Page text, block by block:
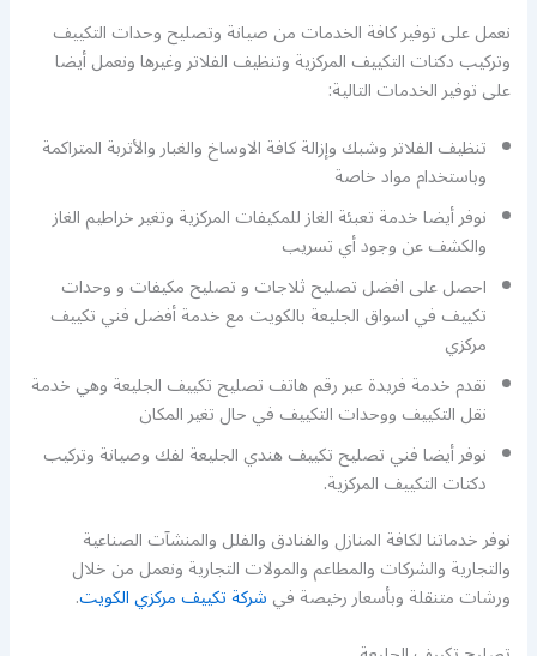
نعمل على توفير كافة الخدمات من صيانة وتصليح وحدات التكييف
وتركيب دكتات التكييف المركزية وتنظيف الفلاتر وغيرها ونعمل أيضا
على توفير الخدمات التالية:
تنظيف الفلاتر وشبك وإزالة كافة الاوساخ والغبار والأتربة المتراكمة
وباستخدام مواد خاصة
نوفر أيضا خدمة تعبئة الغاز للمكيفات المركزية وتغير خراطيم الغاز
والكشف عن وجود أي تسريب
احصل على افضل تصليح ثلاجات و تصليح مكيفات و وحدات
تكييف في اسواق الجليعة بالكويت مع خدمة أفضل فني تكييف
مركزي
نقدم خدمة فريدة عبر رقم هاتف تصليح تكييف الجليعة وهي خدمة
نقل التكييف ووحدات التكييف في حال تغير المكان
نوفر أيضا فني تصليح تكييف هندي الجليعة لفك وصيانة وتركيب
دكتات التكييف المركزية.
نوفر خدماتنا لكافة المنازل والفنادق والفلل والمنشآت الصناعية
والتجارية والشركات والمطاعم والمولات التجارية ونعمل من خلال
ورشات متنقلة وبأسعار رخيصة فيشركة تكييف مركزي الكويت.